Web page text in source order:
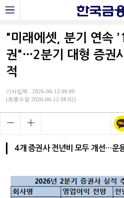
"미래에셋, 분기 연속
권"…2분기 대형 증권
적
기사입력 : 2026-06-12 06:00
(최종수정 2026-06-12 08:02)
4개 증권사 전년비 모두 개선…운